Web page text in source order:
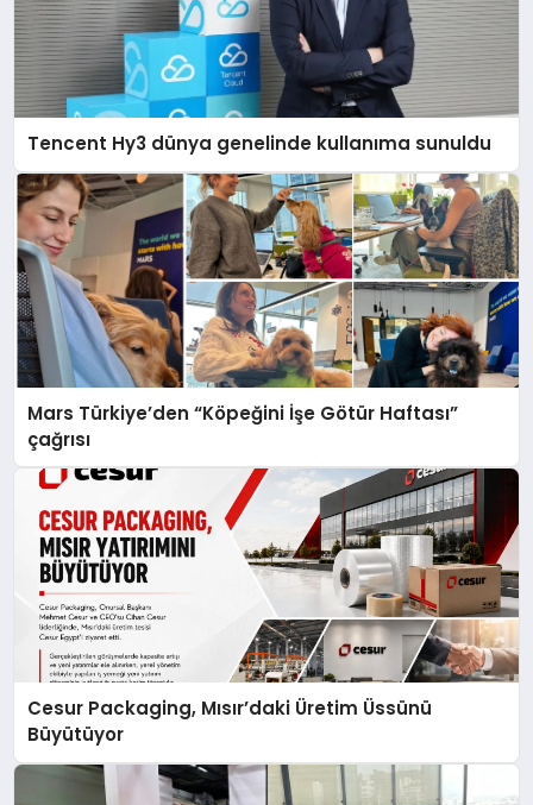
Tencent Hy3 dünya genelinde kullanıma sunuldu
Mars Türkiye’den “Köpeğini İşe Götür Haftası”
çağrısı
Cesur Packaging, Mısır’daki Üretim Üssünü
Büyütüyor